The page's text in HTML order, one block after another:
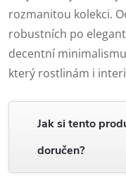
rozmanitou kolekci.
robustních po
decentní
který rostlinám i
Jak si tento
doručen?